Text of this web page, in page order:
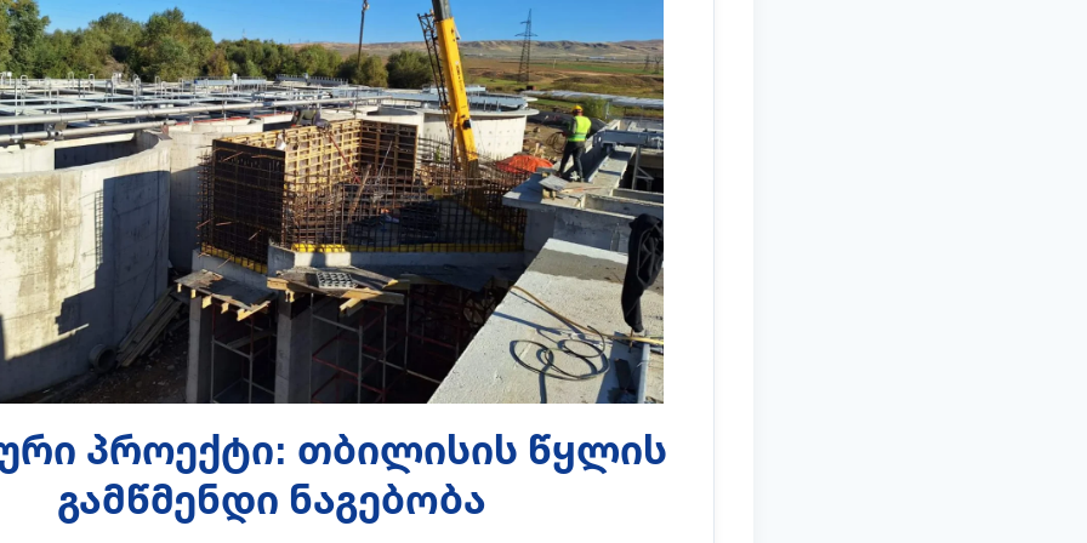
პროექტი: თბილისის წყლის
გამწმენდი ნაგებობა